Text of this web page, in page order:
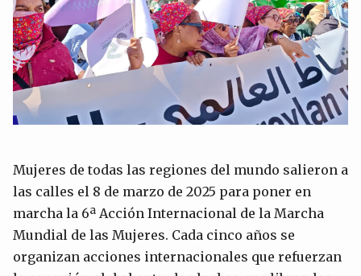
Mujeres de todas las regiones del mundo salieron a
las calles el 8 de marzo de 2025 para poner en
marcha la 6ª Acción Internacional de la Marcha
Mundial de las Mujeres. Cada cinco años se
organizan acciones internacionales que refuerzan